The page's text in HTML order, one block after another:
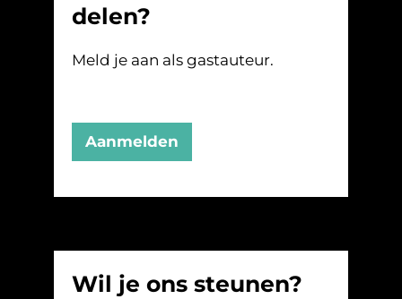
delen?
Meld je aan als gastauteur.
Aanmelden
Wil je ons steunen?